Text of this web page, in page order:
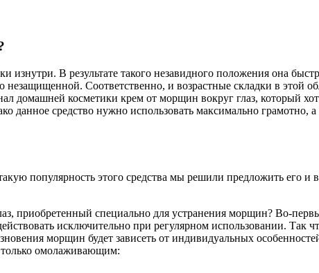
В результате такого незавидного положения она
Соответственно, и возрастные складки в этой
домашней косметики крем от морщин вокруг глаз, который
средство нужно использовать максимально грамотно, а
популярность этого средства мы решили предложить его
приобретенный специально для устранения морщин? Во-
исключительно при регулярном использовании. Так
морщин будет зависеть от индивидуальных
только омолаживающим: